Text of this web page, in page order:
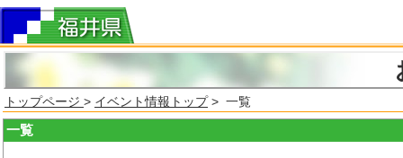
トップページ > イベント情報トップ> 一覧
一覧